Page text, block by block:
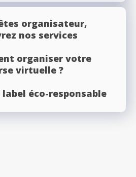
organisateur,
nos services
organiser votre
virtuelle ?
éco-responsable